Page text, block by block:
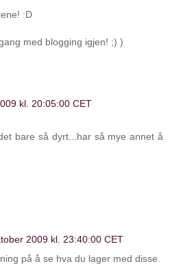
:D
med blogging igjen! ;) )
kl. 20:05:00 CET
bare så dyrt...har så mye annet å
2009 kl. 23:40:00 CET
på å se hva du lager med disse.